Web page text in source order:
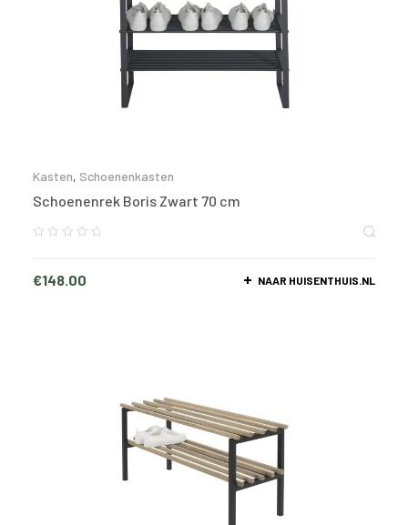
Kasten, Schoenenkasten
Schoenenrek Boris Zwart 70 cm
€148.00 NAAR HUISENTHUIS.NL